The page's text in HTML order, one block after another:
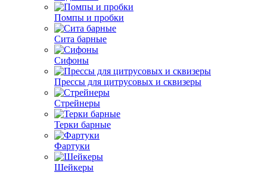
Помпы и пробки
Сита барные
Сифоны
Прессы для цитрусовых и сквизеры
Стрейнеры
Терки барные
Фартуки
Шейкеры